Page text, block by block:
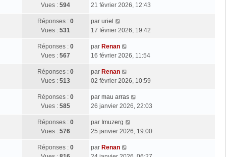
Vues : 594
21 février 2026, 12:43
Réponses : 0
Vues : 531
par uriel
17 février 2026, 19:42
Réponses : 0
Vues : 567
par Renan
16 février 2026, 11:54
Réponses : 0
Vues : 513
par Renan
02 février 2026, 10:59
Réponses : 0
Vues : 585
par mau arras
26 janvier 2026, 22:03
Réponses : 0
Vues : 576
par Imuzerg
25 janvier 2026, 19:00
Réponses : 0
par Renan